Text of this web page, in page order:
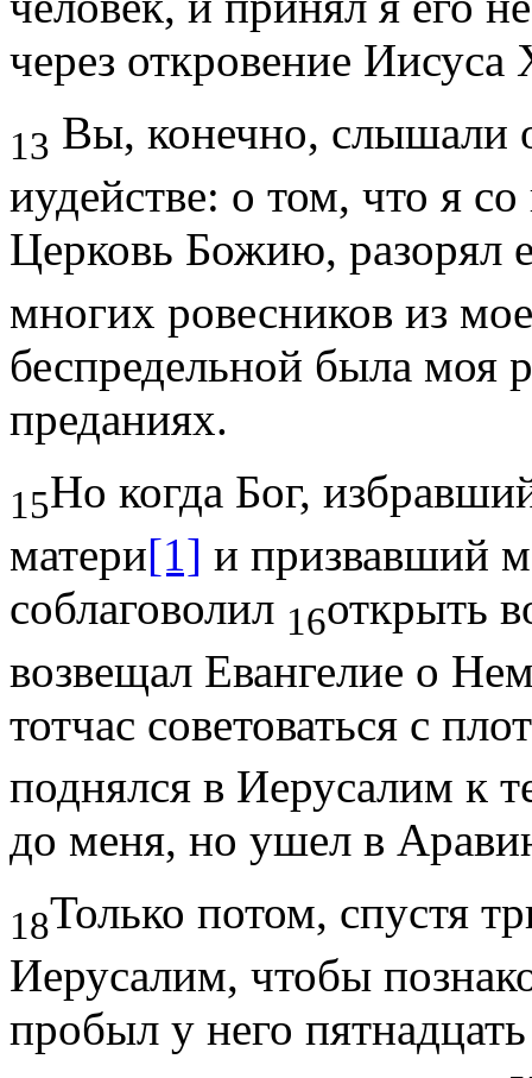
через откровение Иисуса
13 Вы, конечно, слышали
иудей­стве: о том, что я
Церковь Божию, разорял
многих ровесников из
беспредельной была моя
преданиях.
15Но когда Бог,
матери[1] и призвавший
соблаговолил 16открыть
возвещал Евангелие о
тотчас советоваться с
поднялся в Иерусалим к
до меня, но ушел в
18Только потом, спустя
Иерусалим, чтобы
пробыл у него